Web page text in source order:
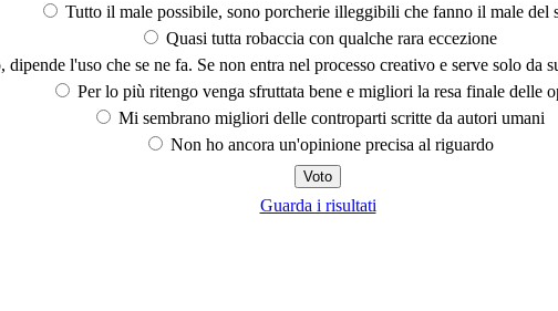
Tutto il male possibile, sono porcherie illeggibili che fanno il male del
Quasi tutta robaccia con qualche rara eccezione
l'uso che se ne fa. Se non entra nel processo creativo e serve solo da
Per lo più ritengo venga sfruttata bene e migliori la resa finale delle
Mi sembrano migliori delle controparti scritte da autori umani
Non ho ancora un'opinione precisa al riguardo
Guarda i risultati